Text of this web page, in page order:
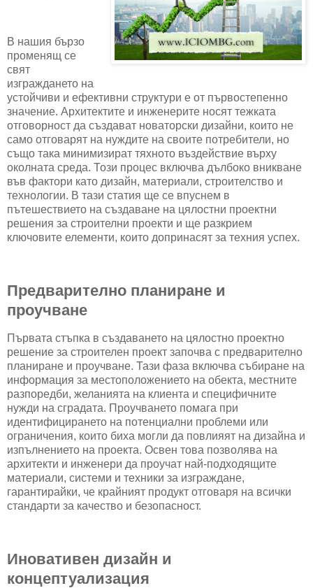
В нашия бързо
променящ се
свят
изграждането на
устойчиви и ефективни структури е от първостепенно
значение. Архитектите и инженерите носят тежката
отговорност да създават новаторски дизайни, които не
само отговарят на нуждите на своите потребители, но
също така минимизират тяхното въздействие върху
околната среда. Този процес включва дълбоко вникване
във фактори като дизайн, материали, строителство и
технологии. В тази статия ще се впуснем в
пътешествието на създаване на цялостни проектни
решения за строителни проекти и ще разкрием
ключовите елементи, които допринасят за техния успех.
Предварително планиране и
проучване
Първата стъпка в създаването на цялостно проектно
решение за строителен проект започва с предварително
планиране и проучване. Тази фаза включва събиране на
информация за местоположението на обекта, местните
разпоредби, желанията на клиента и специфичните
нужди на сградата. Проучването помага при
идентифицирането на потенциални проблеми или
ограничения, които биха могли да повлияят на дизайна и
изпълнението на проекта. Освен това позволява на
архитекти и инженери да проучат най-подходящите
материали, системи и техники за изграждане,
гарантирайки, че крайният продукт отговаря на всички
стандарти за качество и безопасност.
Иновативен дизайн и
концептуализация